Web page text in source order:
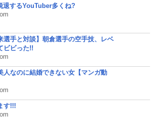
退するYouTuber多くね?
選手と対談】朝倉選手の空手技、レベ
ビビった!!
人なのに結婚できない女【マンガ動
す!!!